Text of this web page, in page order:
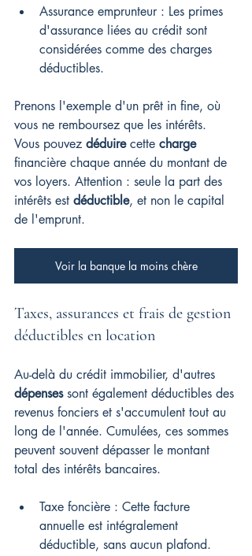
Assurance emprunteur : Les primes
d'assurance liées au crédit sont
considérées comme des charges
déductibles.
Prenons l'exemple d'un prêt in fine, où
vous ne remboursez que les intérêts.
Vous pouvez déduire cette charge
financière chaque année du montant de
vos loyers. Attention : seule la part des
intérêts est déductible, et non le capital
de l'emprunt.
Voir la banque la moins chère
Taxes, assurances et frais de gestion
déductibles en location
Au-delà du crédit immobilier, d'autres
dépenses sont également déductibles des
revenus fonciers et s'accumulent tout au
long de l'année. Cumulées, ces sommes
peuvent souvent dépasser le montant
total des intérêts bancaires.
Taxe foncière : Cette facture
annuelle est intégralement
déductible, sans aucun plafond.